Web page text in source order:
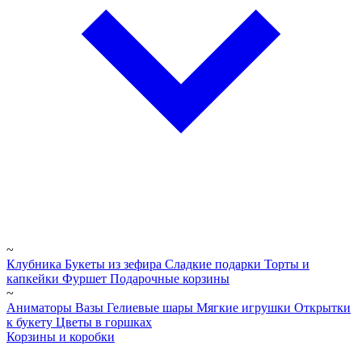
~
Клубника Букеты из зефира Сладкие подарки Торты и
капкейки Фуршет Подарочные корзины
~
Аниматоры Вазы Гелиевые шары Мягкие игрушки Открытки
к букету Цветы в горшках
Корзины и коробки